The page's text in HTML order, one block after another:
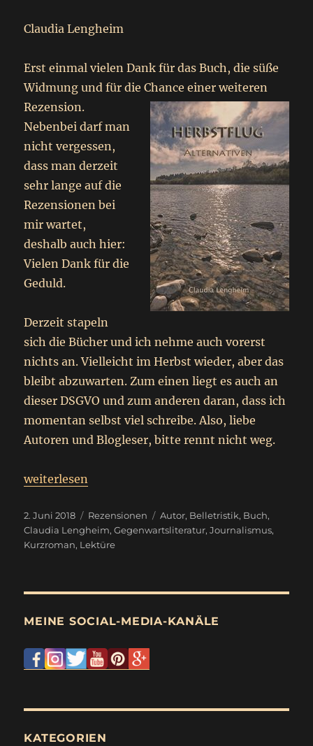
Claudia Lengheim
Erst einmal vielen Dank für das Buch, die süße
Widmung und für die Chanceeiner weiteren
Rezension.
Nebenbei darf man
nicht vergessen,
dass man derzeit
sehr lange auf die
Rezensionen bei
mir wartet,
deshalb auch hier:
Vielen Dank für die
Geduld.
Derzeit stapeln
sich die Bücher und ich nehme auch vorerst
nichts an. Vielleicht im Herbst wieder, aber das
bleibt abzuwarten. Zum einen liegt es auch an
dieser DSGVO und zum anderen daran, dass ich
momentan selbst viel schreibe. Also, liebe
Autoren und Blogleser, bitte rennt nicht weg.
„Herbstflug
weiterlesen
Veröffentlicht
am
2. Juni 2018 Kategorien
Rezensionen Schlagwörter
Autor, Belletristik, Buch,
Claudia Lengheim,Gegenwartsliteratur,Journalismus,
Kurzroman, Lektüre
MEINE SOCIAL-MEDIA-KANÄLE
KATEGORIEN